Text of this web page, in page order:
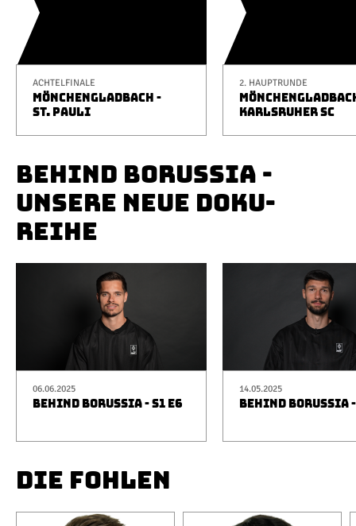
ACHTELFINALE
MÖNCHENGLADBACH -
ST. PAULI
2. HAUPTRUNDE
KARLSRUHER SC
BEHIND BORUSSIA -
UNSERE NEUE DOKU-
REIHE
06.06.2025
BEHIND BORUSSIA - S1 E6
14.05.2025
BEHIND BORUSSIA
DIE FOHLEN